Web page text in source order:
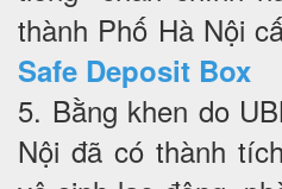
thành Phố Hà Nội
Safe Deposit Box
5. Bằng khen do
Nội đã có thành